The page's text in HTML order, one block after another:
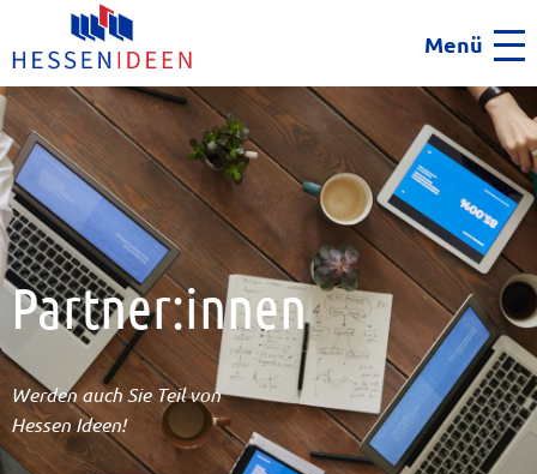
Menü
Partner:innen
Werden auch Sie Teil von
Hessen Ideen!